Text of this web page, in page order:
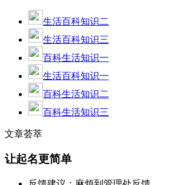
生活百科知识二
生活百科知识三
百科生活知识一
生活百科知识一
百科生活知识二
百科生活知识三
文章荟萃
让起名更简单